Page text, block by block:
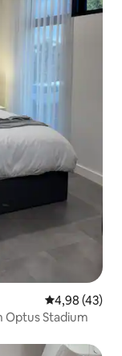
Gemiddelde
4,98 (43)
Optus Stadium